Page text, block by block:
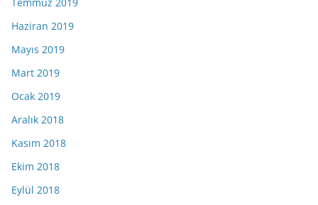
Haziran 2019
Mayıs 2019
Mart 2019
Ocak 2019
Aralık 2018
Kasım 2018
Ekim 2018
Eylül 2018